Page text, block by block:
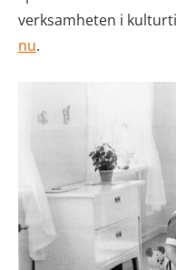
verksamheten i
nu.